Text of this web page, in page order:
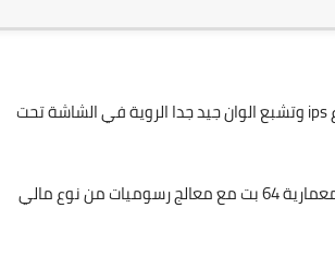
1- شاشة بحجم 5.5 بوصة بدقة FHD وبكثافة بيكسل 401 بيكسل لكل انش من نوع ips وتشبع الوان جيد جدا الروية في الشاشة تحت
2- معالج من شركة هواوي من نوع كيرن 670 ثماني الانوية بتردد 1.7 جيجا هيرتز بمعمارية 64 بت مع معالج رسوميات من نوع مالي